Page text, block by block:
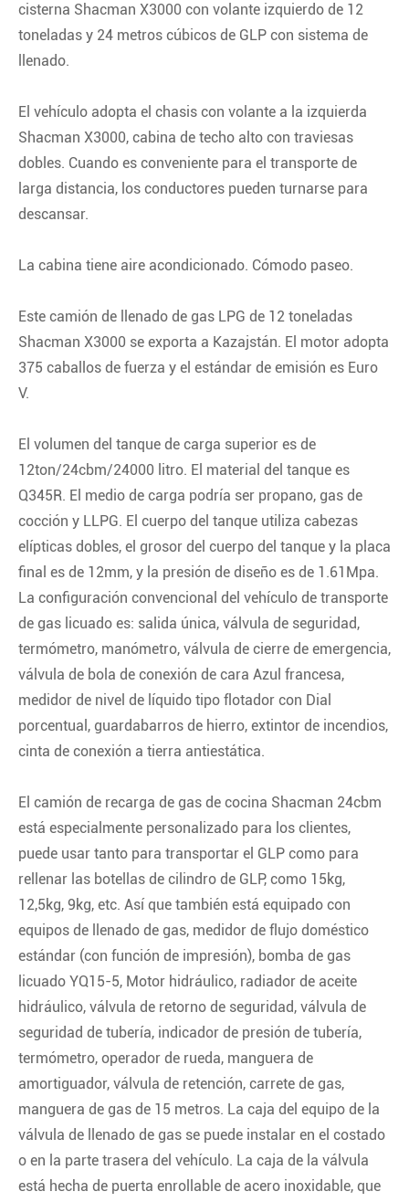
cisterna Shacman X3000 con volante izquierdo de 12
toneladas y 24 metros cúbicos de GLP con sistema de
llenado.
El vehículo adopta el chasis con volante a la izquierda
Shacman X3000, cabina de techo alto con traviesas
dobles. Cuando es conveniente para el transporte de
larga distancia, los conductores pueden turnarse para
descansar.
La cabina tiene aire acondicionado. Cómodo paseo.
Este camión de llenado de gas LPG de 12 toneladas
Shacman X3000 se exporta a Kazajstán. El motor adopta
375 caballos de fuerza y el estándar de emisión es Euro
V.
El volumen del tanque de carga superior es de
12ton/24cbm/24000 litro. El material del tanque es
Q345R. El medio de carga podría ser propano, gas de
cocción y LLPG. El cuerpo del tanque utiliza cabezas
elípticas dobles, el grosor del cuerpo del tanque y la placa
final es de 12mm, y la presión de diseño es de 1.61Mpa.
La configuración convencional del vehículo de transporte
de gas licuado es: salida única, válvula de seguridad,
termómetro, manómetro, válvula de cierre de emergencia,
válvula de bola de conexión de cara Azul francesa,
medidor de nivel de líquido tipo flotador con Dial
porcentual, guardabarros de hierro, extintor de incendios,
cinta de conexión a tierra antiestática.
El camión de recarga de gas de cocina Shacman 24cbm
está especialmente personalizado para los clientes,
puede usar tanto para transportar el GLP como para
rellenar las botellas de cilindro de GLP, como 15kg,
12,5kg, 9kg, etc. Así que también está equipado con
equipos de llenado de gas, medidor de flujo doméstico
estándar (con función de impresión), bomba de gas
licuado YQ15-5, Motor hidráulico, radiador de aceite
hidráulico, válvula de retorno de seguridad, válvula de
seguridad de tubería, indicador de presión de tubería,
termómetro, operador de rueda, manguera de
amortiguador, válvula de retención, carrete de gas,
manguera de gas de 15 metros. La caja del equipo de la
válvula de llenado de gas se puede instalar en el costado
o en la parte trasera del vehículo. La caja de la válvula
está hecha de puerta enrollable de acero inoxidable, que